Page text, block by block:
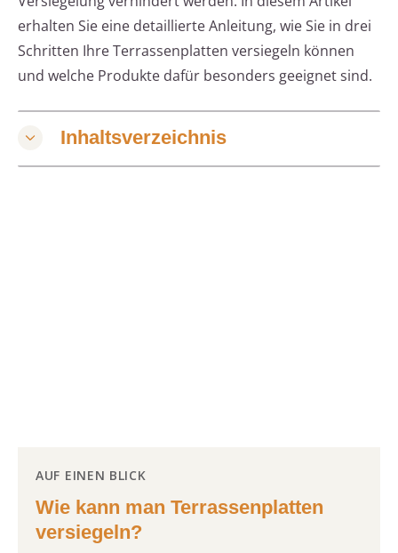
erhalten Sie eine detaillierte Anleitung, wie Sie in drei
Schritten Ihre Terrassenplatten versiegeln können
und welche Produkte dafür besonders geeignet sind.
Inhaltsverzeichnis
AUF EINEN BLICK
Wie kann man Terrassenplatten
versiegeln?